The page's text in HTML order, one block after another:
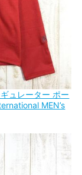
ュレーター ポー
MEN’s